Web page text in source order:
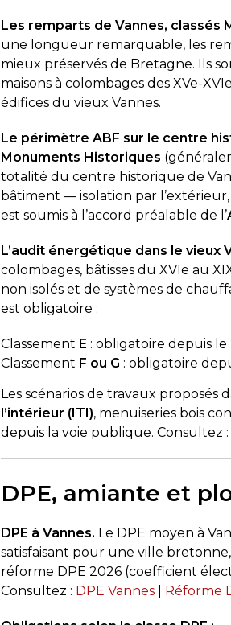
Les remparts de Vannes, classés
une longueur remarquable, les
mieux préservés de Bretagne. Ils
maisons à colombages des XVe-
édifices du vieux Vannes.
Le périmètre ABF sur le centre
Monuments Historiques
totalité du centre historique de
bâtiment — isolation par
est soumis à l’accord préalable de l’
L’audit énergétique dans le vieux
colombages, bâtisses du XVIe au
non isolés et de systèmes de
est obligatoire :
Classement E : obligatoire depuis le
Classement F ou G : obligatoire
Les scénarios de travaux proposés
l’intérieur (ITI), menuiseries bois
depuis la voie publique. Consultez
DPE, amiante et
DPE à Vannes. Le DPE moyen à
satisfaisant pour une ville
réforme DPE 2026 (coefficient
Consultez : DPE Vannes Réforme